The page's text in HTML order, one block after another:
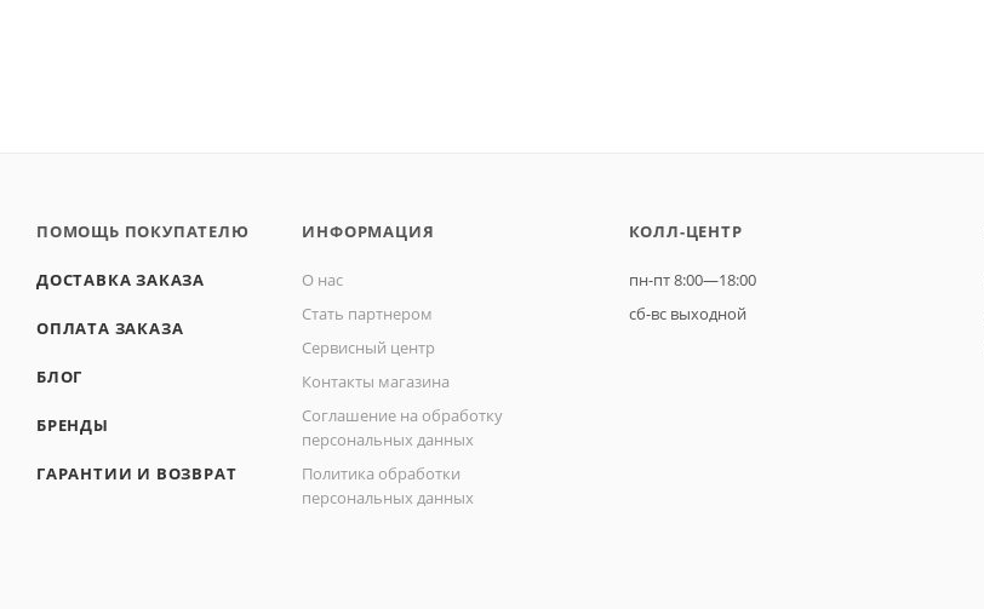
ПОМОЩЬ ПОКУПАТЕЛЮ
ДОСТАВКА ЗАКАЗА
ОПЛАТА ЗАКАЗА
БЛОГ
БРЕНДЫ
ГАРАНТИИ И ВОЗВРАТ
ИНФОРМАЦИЯ
О нас
Стать партнером
Сервисный центр
Контакты магазина
Соглашение на обработку
персональных данных
Политика обработки
персональных данных
КОЛЛ-ЦЕНТР
пн-пт 8:00—18:00
сб-вс выходной